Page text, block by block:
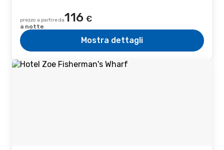
prezzo a partire da116 €
a notte
Mostra dettagli